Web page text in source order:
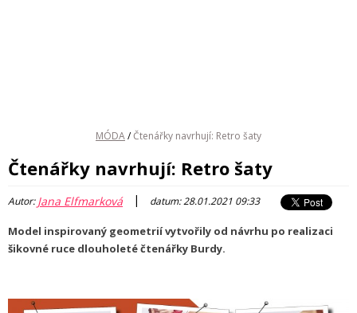
MÓDA/Čtenářky navrhují: Retro šaty
Čtenářky navrhují: Retro šaty
Autor:Jana Elfmarková | datum: 28.01.2021 09:33
Model inspirovaný geometrií vytvořily od návrhu po realizaci
šikovné ruce dlouholeté čtenářky Burdy.